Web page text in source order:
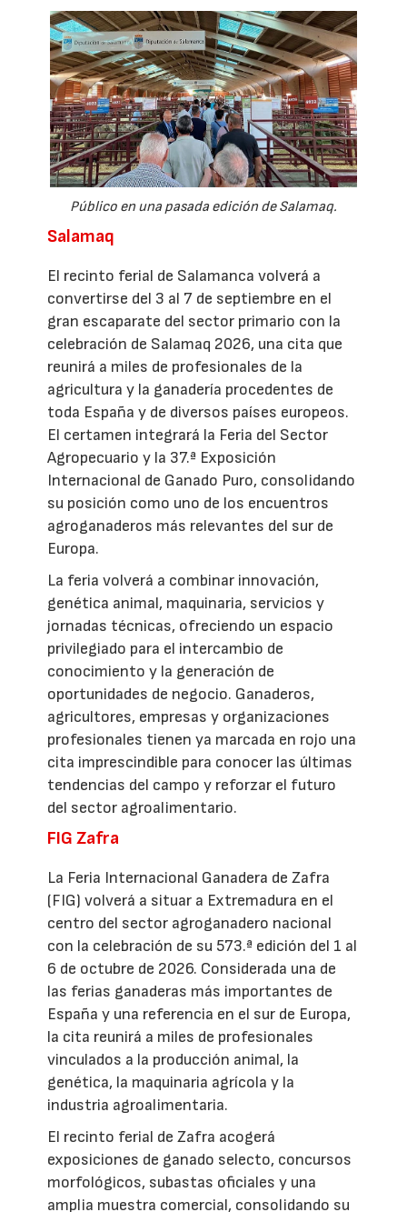
Público en una pasada edición de Salamaq.
Salamaq
El recinto ferial de Salamanca volverá a
convertirse del 3 al 7 de septiembre en el
gran escaparate del sector primario con la
celebración de Salamaq 2026, una cita que
reunirá a miles de profesionales de la
agricultura y la ganadería procedentes de
toda España y de diversos países europeos.
El certamen integrará la Feria del Sector
Agropecuario y la 37.ª Exposición
Internacional de Ganado Puro, consolidando
su posición como uno de los encuentros
agroganaderos más relevantes del sur de
Europa.
La feria volverá a combinar innovación,
genética animal, maquinaria, servicios y
jornadas técnicas, ofreciendo un espacio
privilegiado para el intercambio de
conocimiento y la generación de
oportunidades de negocio. Ganaderos,
agricultores, empresas y organizaciones
profesionales tienen ya marcada en rojo una
cita imprescindible para conocer las últimas
tendencias del campo y reforzar el futuro
del sector agroalimentario.
FIG Zafra
La Feria Internacional Ganadera de Zafra
(FIG) volverá a situar a Extremadura en el
centro del sector agroganadero nacional
con la celebración de su 573.ª edición del 1 al
6 de octubre de 2026. Considerada una de
las ferias ganaderas más importantes de
España y una referencia en el sur de Europa,
la cita reunirá a miles de profesionales
vinculados a la producción animal, la
genética, la maquinaria agrícola y la
industria agroalimentaria.
El recinto ferial de Zafra acogerá
exposiciones de ganado selecto, concursos
morfológicos, subastas oficiales y una
amplia muestra comercial, consolidando su